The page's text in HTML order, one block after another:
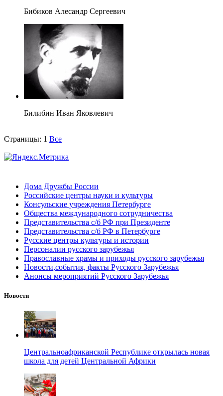
Бибиков Алесандр Сергеевич
Билибин Иван Яковлевич
Страницы: 1 Все
Дома Дружбы России
Российские центры науки и культуры
Консульские учреждения Петербурге
Общества международного сотрудничества
Представительства с/б РФ при Президенте
Представительства с/б РФ в Петербурге
Русские центры культуры и истории
Персоналии русского зарубежья
Православные храмы и приходы русского зарубежья
Новости,события, факты Русского Зарубежья
Анонсы мероприятий Русского Зарубежья
Новости
Центральноафриканской Республике открылась новая
школа для детей Центральной Африки